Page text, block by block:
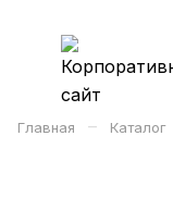
Главная – Каталог